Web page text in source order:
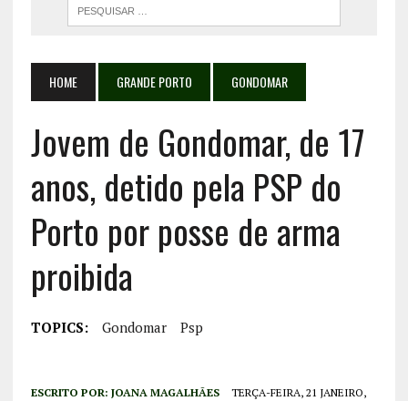
HOME GRANDE PORTO GONDOMAR
Jovem de Gondomar, de 17
anos, detido pela PSP do
Porto por posse de arma
proibida
TOPICS: Gondomar Psp
ESCRITO POR: JOANA MAGALHÃES
TERÇA-FEIRA, 21 JANEIRO,